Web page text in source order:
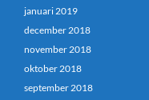
januari 2019
december 2018
november 2018
oktober 2018
september 2018